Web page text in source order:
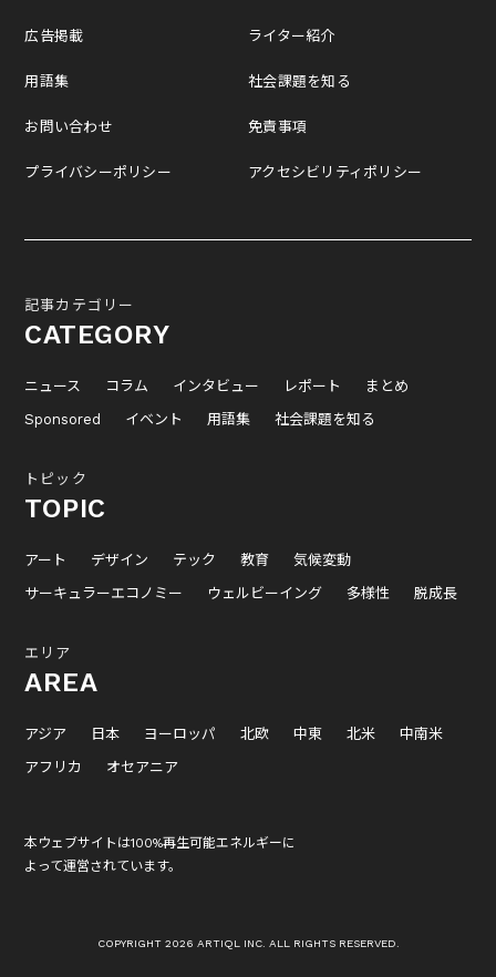
広告掲載
用語集
お問い合わせ
プライバシーポリシー
ライター紹介
社会課題を知る
免責事項
アクセシビリティポリシー
記事カテゴリー
CATEGORY
ニュース コラム インタビュー レポート
まとめ
Sponsored
イベント 用語集 社会課題を知る
トピック
TOPIC
アート デザイン テック 教育
気候変動
サーキュラーエコノミー
ウェルビーイング 多様性 脱成長
エリア
AREA
アジア 日本 ヨーロッパ 北欧 中東 北米
中南米
アフリカ
オセアニア
本ウェブサイトは100%再生可能エネルギーに
よって運営されています。
COPYRIGHT 2026 ARTIQL INC. ALL RIGHTS RESERVED.